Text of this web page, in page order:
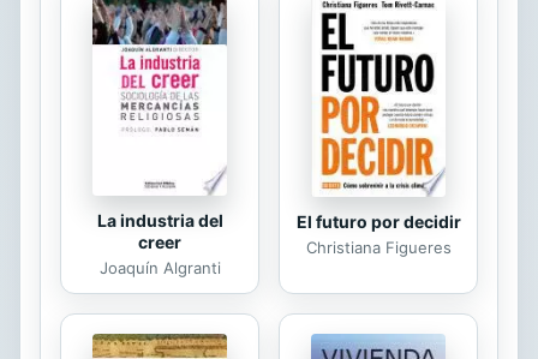
La industria del
creer
Joaquín Algranti
El futuro por decidir
Christiana Figueres